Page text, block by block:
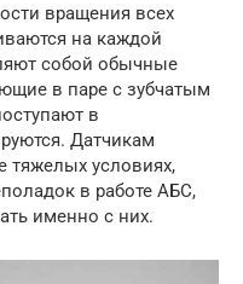
вращения всех
на каждой
собой обычные
в паре с зубчатым
в
Датчикам
тяжелых условиях,
в работе АБС,
именно с них.